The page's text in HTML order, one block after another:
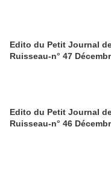
Edito du Petit Journal
Ruisseau-n° 47
Edito du Petit Journal
Ruisseau-n° 46